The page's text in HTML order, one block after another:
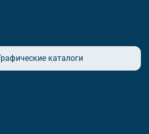
каталоги